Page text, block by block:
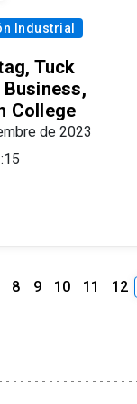
Industrial
Tuck
College
de 2023
8 9 10 11 12